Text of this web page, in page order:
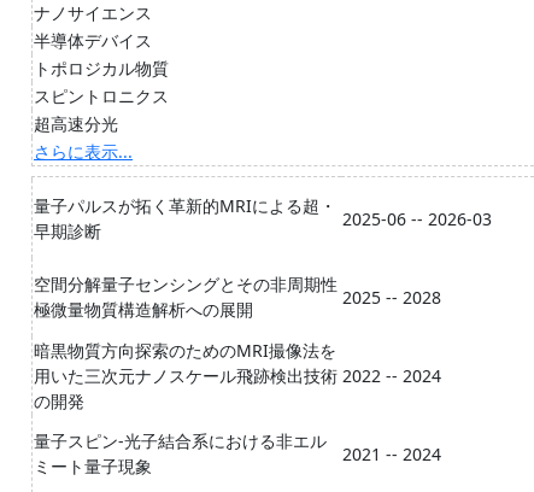
ナノサイエンス
半導体デバイス
トポロジカル物質
スピントロニクス
超高速分光
さらに表示...
量子パルスが拓く革新的MRIによる超・
早期診断
2025-06 -- 2026-03
空間分解量子センシングとその非周期性
極微量物質構造解析への展開
2025 -- 2028
暗黒物質方向探索のためのMRI撮像法を
用いた三次元ナノスケール飛跡検出技術
の開発
2022 -- 2024
量子スピン-光子結合系における非エル
ミート量子現象
2021 -- 2024